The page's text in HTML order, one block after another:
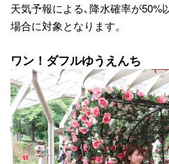
天気予報による､降水確率が50%
場合に対象となります。
ワン！ダフルゆうえんち